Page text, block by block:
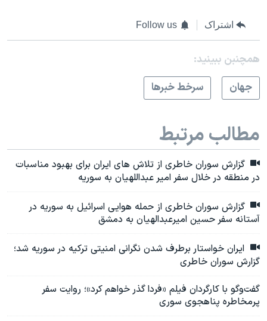
اشتراک Follow us
همچنبن ببینید:
جهان
سرخط خبرها
مطالب مرتبط
گزارش سوران خاطری از تلاش های ایران برای بهبود مناسبات
در منطقه در خلال سفر امیر عبداللهیان به سوریه
گزارش سوران خاطری از حمله هوایی اسرائیل به سوریه در
آستانه سفر حسین امیرعبدالهیان به دمشق
ایران خواستار برطرف شدن نگرانی امنیتی ترکیه در سوریه شد؛
گزارش سوران خاطری
گفت‌وگو با کارگردان فیلم «فردا گذر خواهم کرد»؛ روایت سفر
پرمخاطره پناهجوی سوری